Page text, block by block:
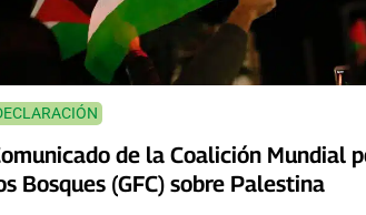
de la Coalición Mundial
Bosques (GFC) sobre Palestina